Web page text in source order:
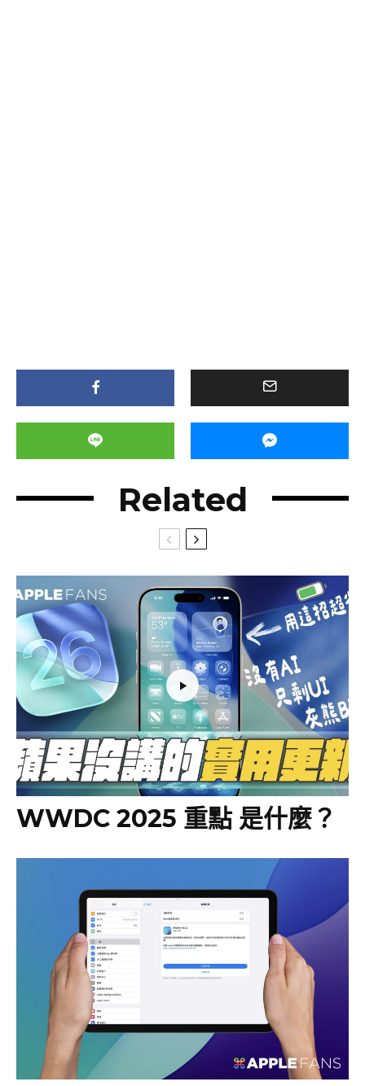
Related
WWDC 2025 重點 是什麼？